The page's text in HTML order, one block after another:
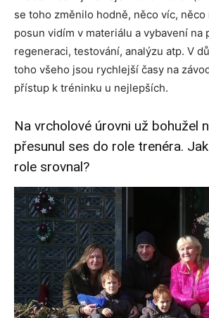
se toho změnilo hodně, něco víc,
posun vidím v materiálu a vybavení na
regeneraci, testování, analýzu atp. V
toho všeho jsou rychlejší časy na
přístup k tréninku u nejlepších.
Na vrcholové úrovni už bohužel
přesunul ses do role trenéra.
role srovnal?